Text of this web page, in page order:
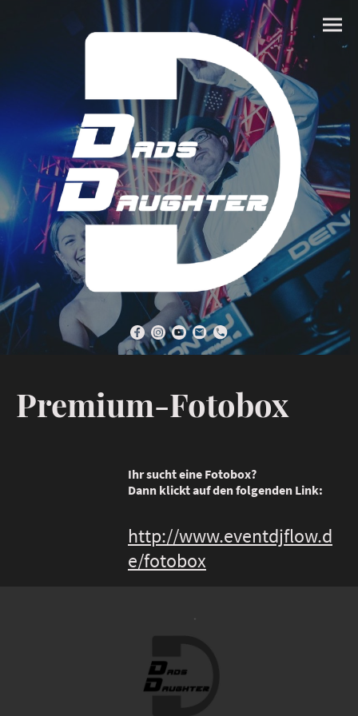
Premium-Fotobox
Ihr sucht eine Fotobox?
Dann klickt auf den folgenden Link:
http://www.eventdjflow.d
e/fotobox